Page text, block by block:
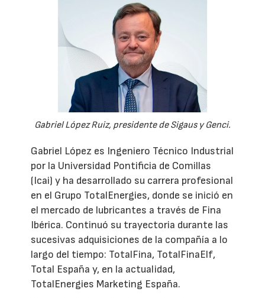
Gabriel López Ruiz, presidente de Sigaus y Genci.
Gabriel López es Ingeniero Técnico Industrial
por la Universidad Pontificia de Comillas
(Icai) y ha desarrollado su carrera profesional
en el Grupo TotalEnergies, donde se inició en
el mercado de lubricantes a través de Fina
Ibérica. Continuó su trayectoria durante las
sucesivas adquisiciones de la compañía a lo
largo del tiempo: TotalFina, TotalFinaElf,
Total España y, en la actualidad,
TotalEnergies Marketing España.